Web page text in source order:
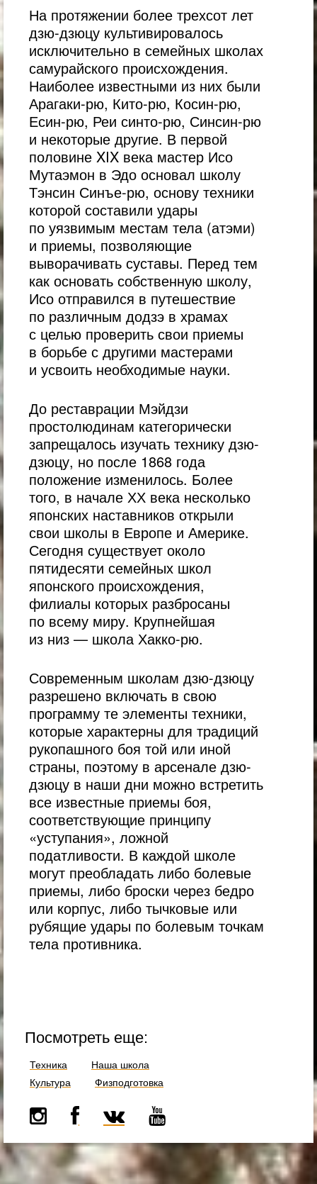
На протяжении более трехсот лет
дзю-дзюцу культивировалось
исключительно в семейных школах
самурайского происхождения.
Наиболее известными из них были
Арагаки-рю, Кито-рю, Косин-рю,
Есин-рю, Реи синто-рю, Синсин-рю
и некоторые другие. В первой
половине XIX века мастер Исо
Мутаэмон в Эдо основал школу
Тэнсин Синъе-рю, основу техники
которой составили удары
по уязвимым местам тела (атэми)
и приемы, позволяющие
выворачивать суставы. Перед тем
как основать собственную школу,
Исо отправился в путешествие
по различным додзэ в храмах
с целью проверить свои приемы
в борьбе с другими мастерами
и усвоить необходимые науки.
До реставрации Мэйдзи
простолюдинам категорически
запрещалось изучать технику дзю-
дзюцу, но после 1868 года
положение изменилось. Более
того, в начале ХХ века несколько
японских наставников открыли
свои школы в Европе и Америке.
Сегодня существует около
пятидесяти семейных школ
японского происхождения,
филиалы которых разбросаны
по всему миру. Крупнейшая
из низ — школа Хакко-рю.
Современным школам дзю-дзюцу
разрешено включать в свою
программу те элементы техники,
которые характерны для традиций
рукопашного боя той или иной
страны, поэтому в арсенале дзю-
дзюцу в наши дни можно встретить
все известные приемы боя,
соответствующие принципу
«уступания», ложной
податливости. В каждой школе
могут преобладать либо болевые
приемы, либо броски через бедро
или корпус, либо тычковые или
рубящие удары по болевым точкам
тела противника.
Посмотреть еще:
Техника
Наша школа
Культура
Физподготовка